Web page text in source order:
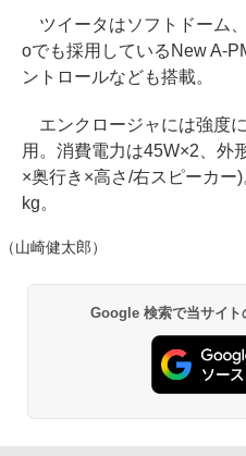
ツイータはソフトドーム
oでも採用しているNew A-
ントロールなども搭載。
エンクロージャには強度
用。消費電力は45W×2、外
×奥行き×高さ/右スピーカー
kg。
（山崎健太郎）
Google 検索で当サイト